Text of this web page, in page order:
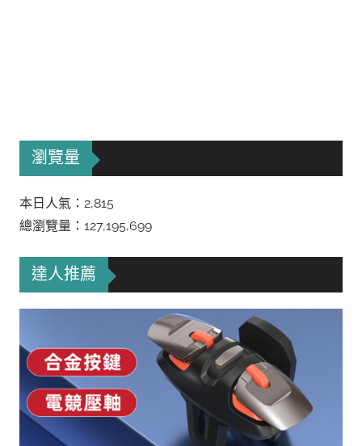
瀏覽量
本日人氣：2,815
總瀏覽量：127,195,699
達人推薦